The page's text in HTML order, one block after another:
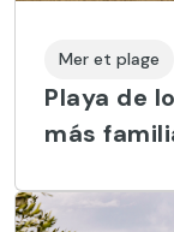
Mer et plage
Playa de
más